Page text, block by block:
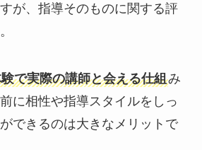
が、指導そのものに関する評
で実際の講師と会える仕組み
に相性や指導スタイルをしっ
できるのは大きなメリットで